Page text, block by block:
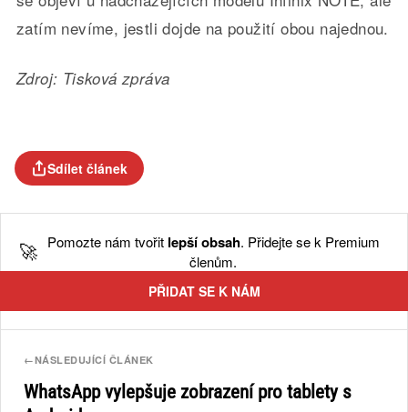
zatím nevíme, jestli dojde na použití obou najednou.
Zdroj: Tisková zpráva
Sdílet článek
🚀 Pomozte nám tvořit lepší obsah. Přidejte se k Premium
členům.
PŘIDAT SE K NÁM
←NÁSLEDUJÍCÍ ČLÁNEK
WhatsApp vylepšuje zobrazení pro tablety s